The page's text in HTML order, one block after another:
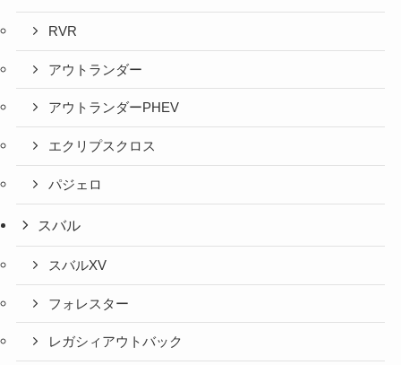
RVR
アウトランダー
アウトランダーPHEV
エクリプスクロス
パジェロ
スバル
スバルXV
フォレスター
レガシィアウトバック